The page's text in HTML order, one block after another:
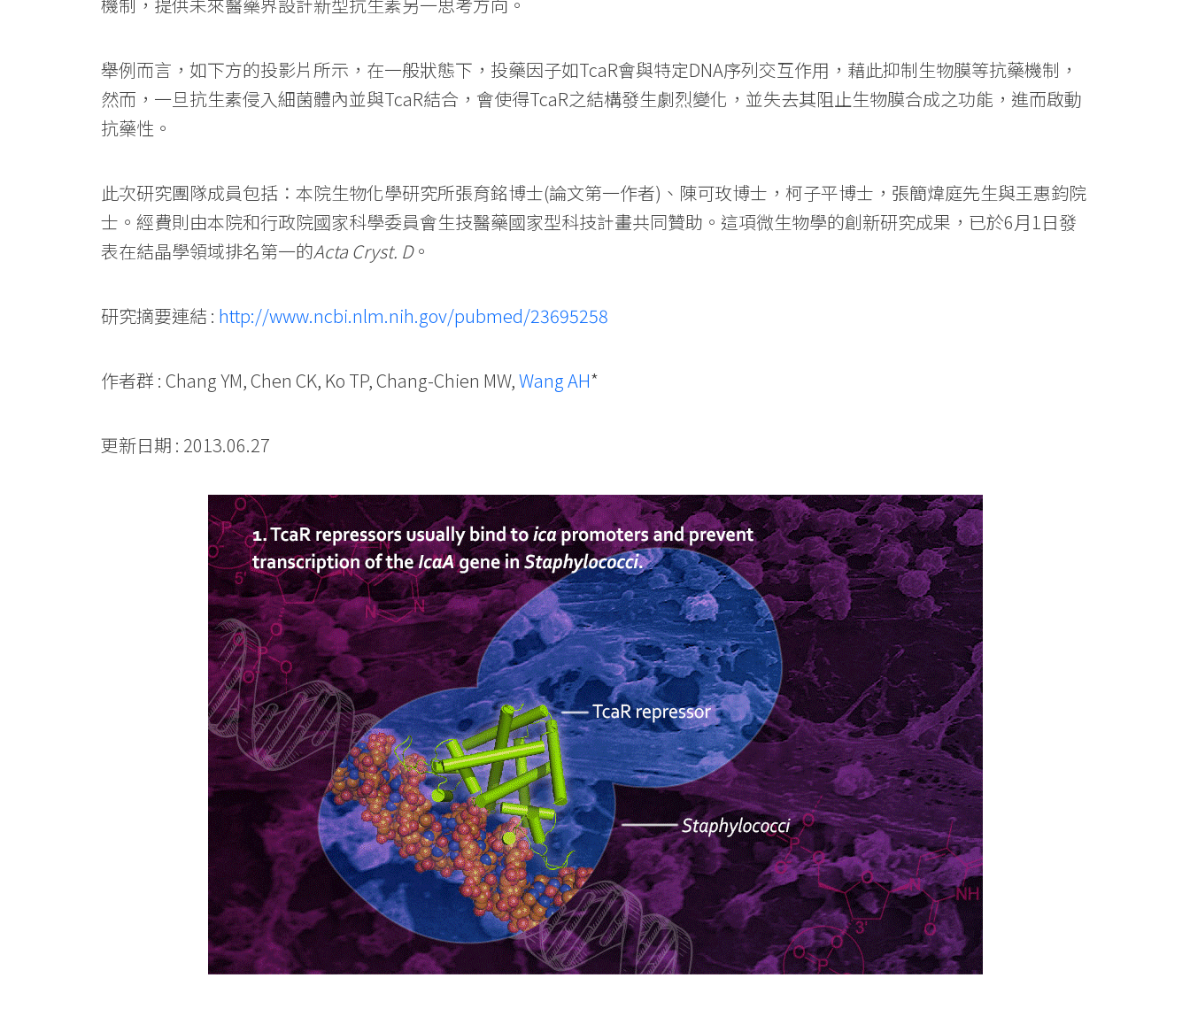
舉例而言，如下方的投影片所示，在一般狀態下，投藥因子如TcaR會與特定DNA序列交互作用，藉此抑制生物膜等抗藥機制，
然而，一旦抗生素侵入細菌體內並與TcaR結合，會使得TcaR之結構發生劇烈變化，並失去其阻止生物膜合成之功能，進而啟動
抗藥性。
此次研究團隊成員包括：本院生物化學研究所張育銘博士(論文第一作者)、陳可玫博士，柯子平博士，張簡煒庭先生與王惠鈞院
士。經費則由本院和行政院國家科學委員會生技醫藥國家型科技計畫共同贊助。這項微生物學的創新研究成果，已於6月1日發
表在結晶學領域排名第一的Acta Cryst. D。
研究摘要連結 : http://www.ncbi.nlm.nih.gov/pubmed/23695258
作者群 : Chang YM, Chen CK, Ko TP, Chang-Chien MW,Wang AH*
更新日期 : 2013.06.27